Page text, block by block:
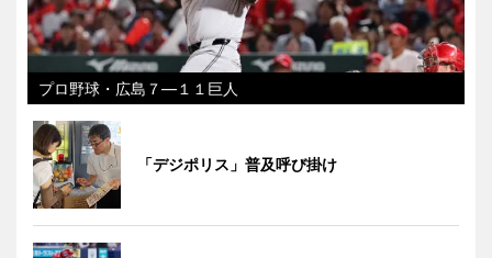
プロ野球・広島７―１１巨人
「デジポリス」普及呼び掛け